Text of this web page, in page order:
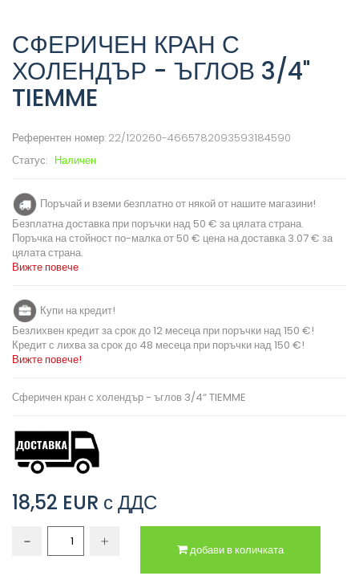
СФЕРИЧЕН КРАН С
ХОЛЕНДЪР - ЪГЛОВ 3/4"
TIEMME
Референтен номер: 22/120260-4665782093593184590
Статус: Наличен
Поръчай и вземи безплатно от някой от нашите магазини!
Безплатна доставка при поръчки над 50 € за цялата страна.
Поръчка на стойност по-малка от 50 € цена на доставка 3.07 € за
цялата страна.
Вижте повече
Купи на кредит!
Безлихвен кредит за срок до 12 месеца при поръчки над 150 €!
Кредит с лихва за срок до 48 месеца при поръчки над 150 €!
Вижте повече!
Сферичен кран с холендър - ъглов 3/4“ TIEMME
18,52 EUR с ДДС
добави в количката